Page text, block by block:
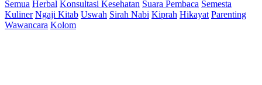
Semua Herbal Konsultasi Kesehatan Suara Pembaca Semesta
Kuliner Ngaji Kitab Uswah Sirah Nabi Kiprah Hikayat Parenting
Wawancara Kolom